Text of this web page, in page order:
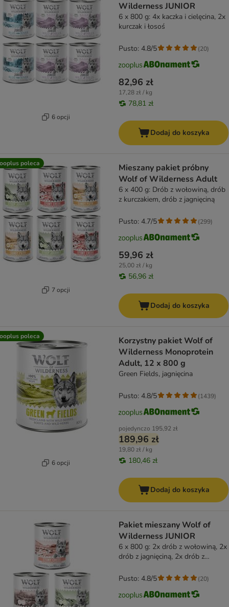
6 opcji
Wilderness JUNIOR
6 x 800 g: 4x kaczka i cielęcina, 2x
kurczak i łosoś
82,96 zł
17,28 zł / kg
78,81 zł
Pusto: 4.8/5 (20)
Dodaj do koszyka
poleca
7 opcji
Mieszany pakiet próbny
Wolf of Wilderness Adult
6 x 400 g: Drób z wołowiną, drób
z kurczakiem, drób z jagnięciną
59,96 zł
25,00 zł / kg
56,96 zł
Pusto: 4.7/5 (299)
Dodaj do koszyka
poleca
6 opcji
Korzystny pakiet Wolf of
Wilderness Monoprotein
Adult, 12 x 800 g
Green Fields, jagnięcina
pojedynczo 195,92 zł
189,96 zł
19,80 zł / kg
180,46 zł
Pusto: 4.8/5 (1439)
Dodaj do koszyka
Pakiet mieszany Wolf of
Wilderness JUNIOR
6 x 800 g: 2x drób z wołowiną, 2x
drób z jagnięciną, 2x drób z
Pusto: 4.8/5 (20)